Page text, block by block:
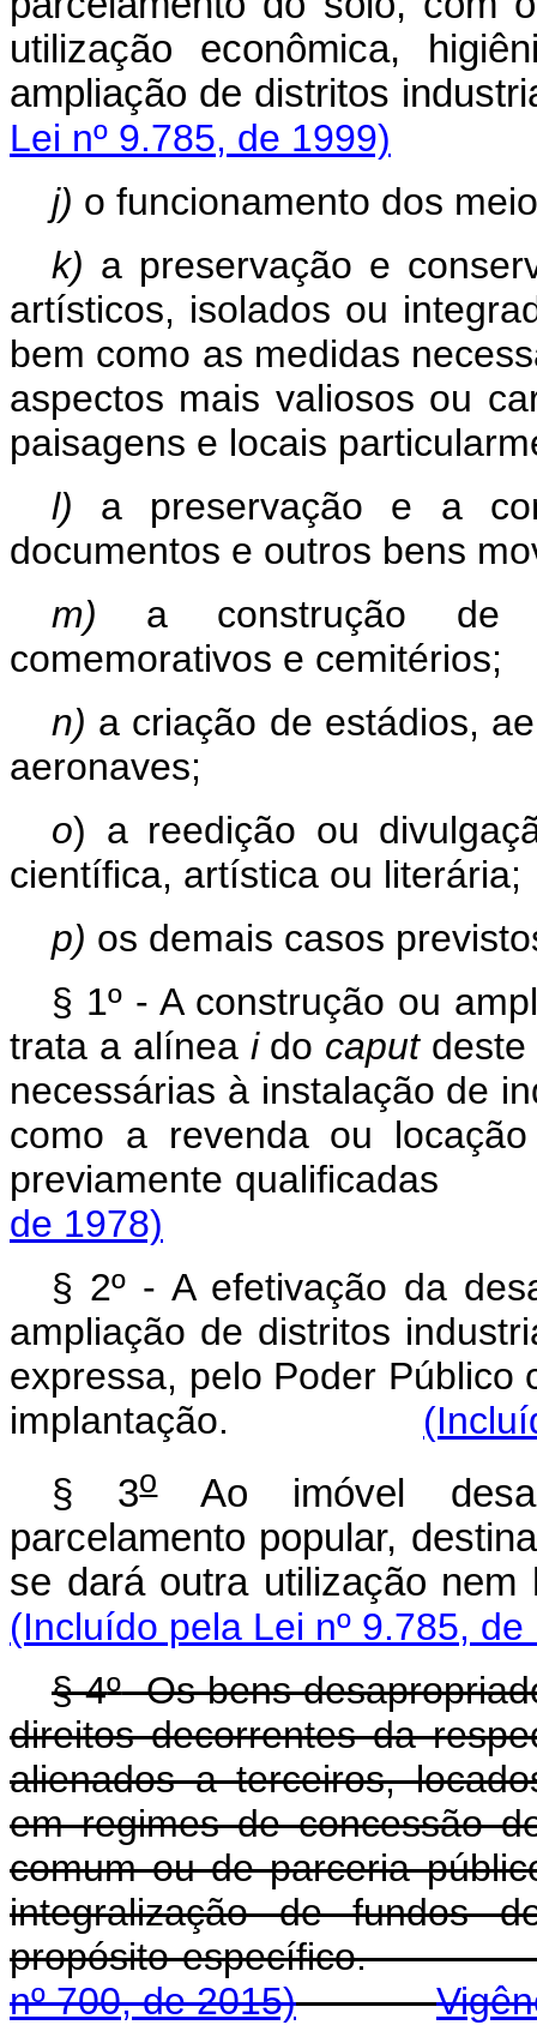
utilização econômica,
ampliação de
Lei nº 9.785, de 1999)
j) o funcionamento dos
k) a preservação e
artísticos, isolados ou
bem como as medidas
aspectos mais valiosos ou
paisagens e locais
l) a preservação e a
documentos e outros bens
m) a construção de
comemorativos e cemitérios;
n) a criação de estádios,
aeronaves;
o) a reedição ou
científica, artística ou literária;
p) os demais casos
§ 1º - A construção ou
trata a alínea i do caput
necessárias à instalação de
como a revenda ou
previamente
de 1978)
§ 2º - A efetivação da
ampliação de distritos
expressa, pelo Poder Público
implantação.
§ 3oAo imóvel
parcelamento popular,
se dará outra
(Incluído pela Lei nº 9.785, de
§ 4ºOs bens
direitos decorrentes da
alienados a terceiros,
em regimes de concessão
comum ou de parceria
integralização de fundos
propósito
nº 700, de 2015)